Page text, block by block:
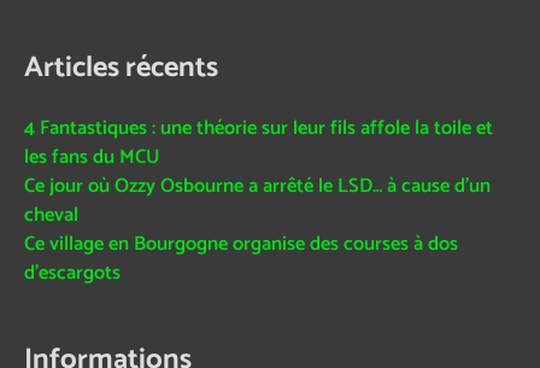
Articles récents
4 Fantastiques : une théorie sur leur fils affole la toile et
les fans du MCU
Ce jour où Ozzy Osbourne a arrêté le LSD… à cause d’un
cheval
Ce village en Bourgogne organise des courses à dos
d’escargots